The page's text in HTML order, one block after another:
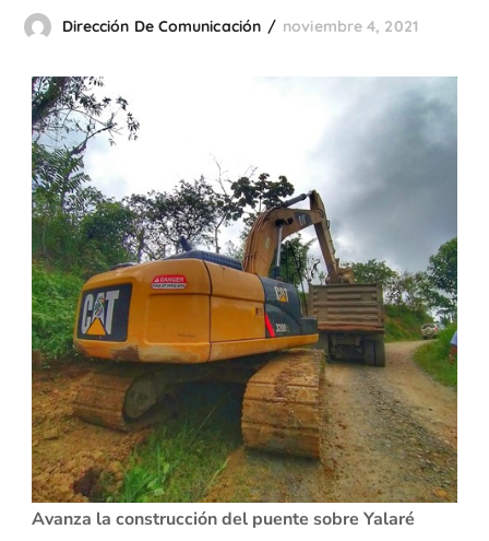
Dirección De Comunicación noviembre 4, 2021
Avanza la construcción del puente sobre Yalaré